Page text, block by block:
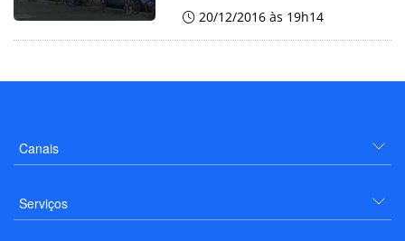
20/12/2016 às 19h14
Canais
Serviços